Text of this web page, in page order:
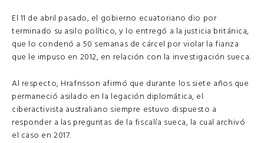
El 11 de abril pasado, el gobierno ecuatoriano dio por
terminado su asilo político, y lo entregó a la justicia británica,
que lo condenó a 50 semanas de cárcel por violar la fianza
que le impuso en 2012, en relación con la investigación sueca.
Al respecto, Hrafnsson afirmó que durante los siete años que
permaneció asilado en la legación diplomática, el
ciberactivista australiano siempre estuvo dispuesto a
responder a las preguntas de la fiscalía sueca, la cual archivó
el caso en 2017.